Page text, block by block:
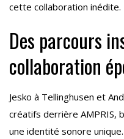
cette collaboration inédite.
Des parcours
collaboration
Jesko à Tellinghusen et
créatifs derrière AMPRIS,
une identité sonore